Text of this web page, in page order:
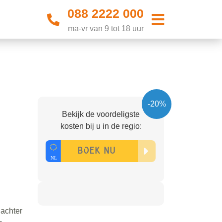
088 2222 000
ma-vr van 9 tot 18 uur
-20%
Bekijk de voordeligste
kosten bij u in de regio: